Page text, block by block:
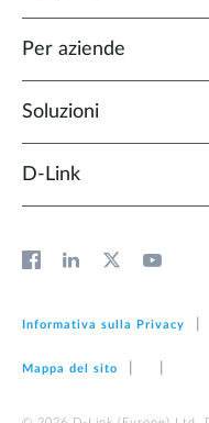
Per aziende
Soluzioni
D‑Link
Informativa sulla Privacy
Mappa del sito